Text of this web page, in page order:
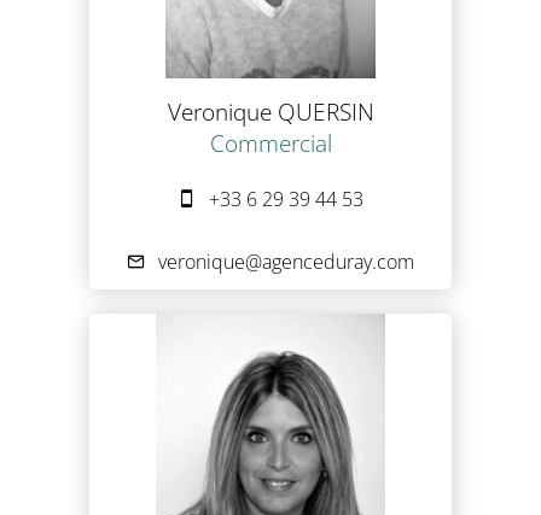
Veronique QUERSIN
Commercial
+33 6 29 39 44 53
veronique@agenceduray.com